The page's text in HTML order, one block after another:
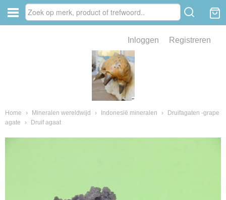
Inloggen Registreren
Home › Mineralen wereldwijd › Indonesië mineralen ›
Druifagaten -grape
agate
› Druif agaat
van fossielen en mineralen